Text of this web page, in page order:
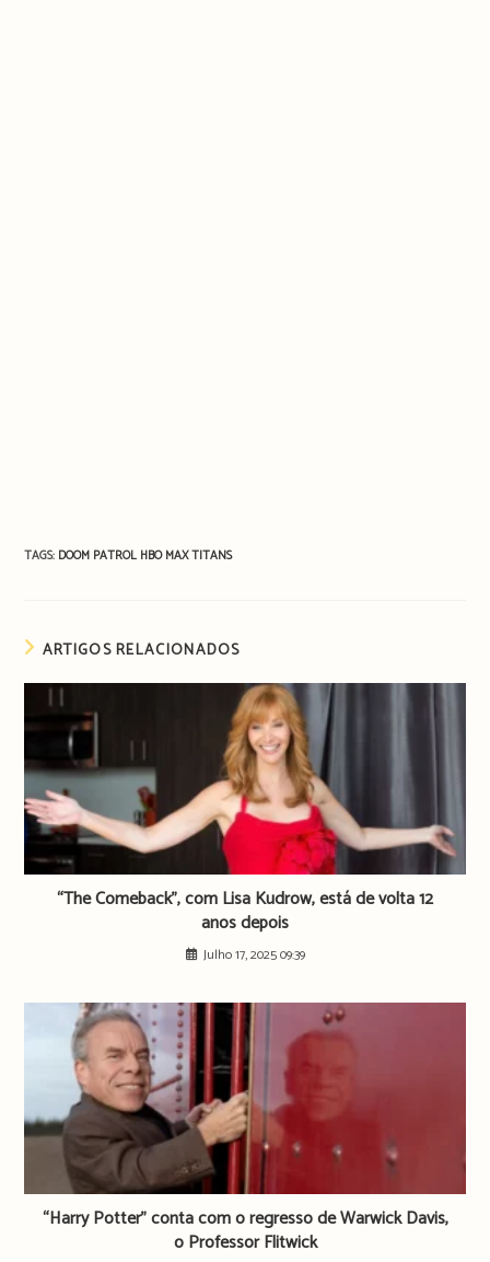
TAGS: DOOM PATROL HBO MAXTITANS
ARTIGOS RELACIONADOS
“The Comeback”, com Lisa Kudrow, está de volta 12
anos depois
Julho 17, 2025 09:39
“Harry Potter” conta com o regresso de Warwick Davis,
o Professor Flitwick